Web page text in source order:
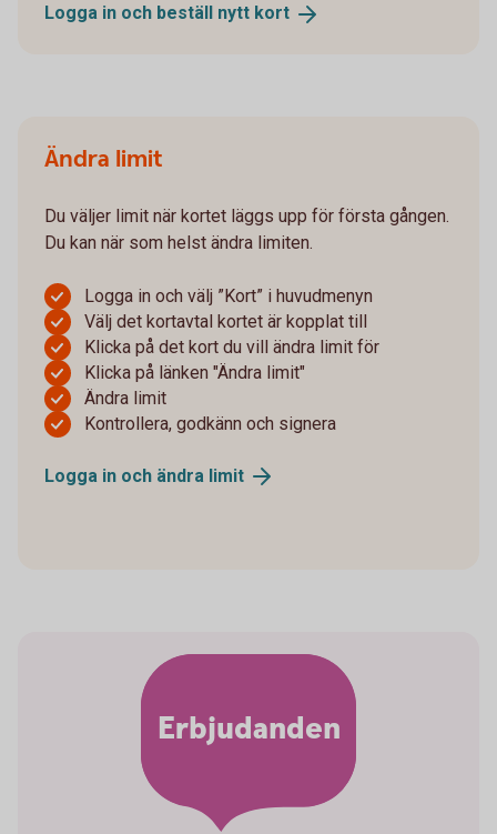
Logga in och beställ nytt kort
Ändra limit
Du väljer limit när kortet läggs upp för första gången.
Du kan när som helst ändra limiten.
Logga in och välj ”Kort” i huvudmenyn
Välj det kortavtal kortet är kopplat till
Klicka på det kort du vill ändra limit för
Klicka på länken "Ändra limit"
Ändra limit
Kontrollera, godkänn och signera
Logga in och ändra limit
Erbjudanden